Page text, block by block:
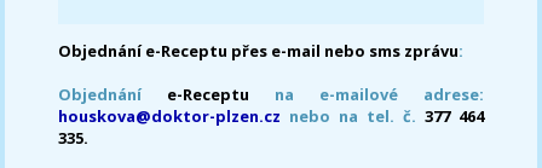
Objednání e-Receptu přes e-mail nebo sms zprávu:
Objednání e-Receptu na e-mailové adrese:
houskova@doktor-plzen.cz nebo na tel. č. 377 464
335.